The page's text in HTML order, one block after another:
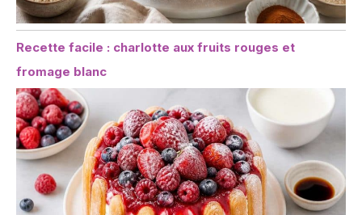
Recette facile : charlotte aux fruits rouges et
fromage blanc